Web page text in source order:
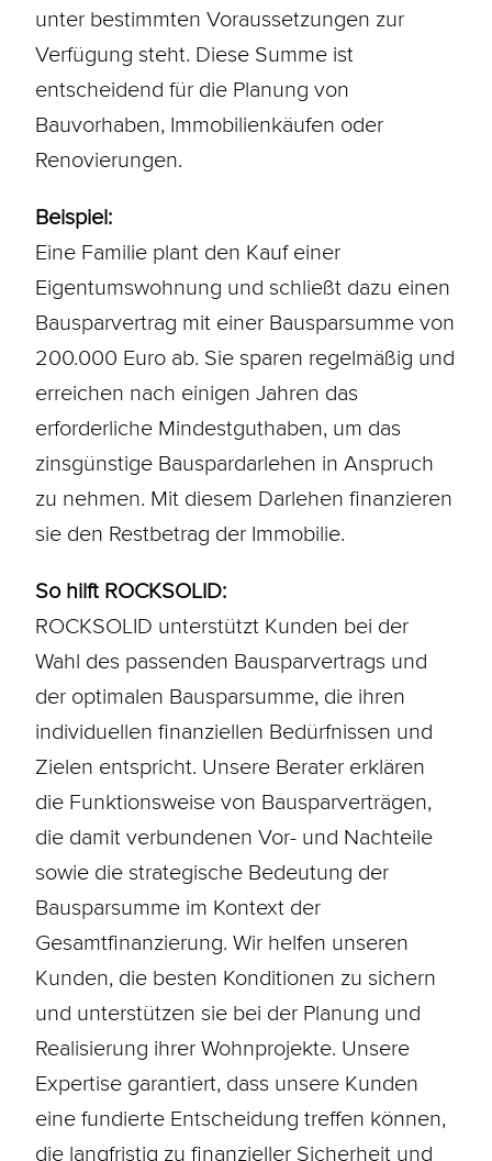
unter bestimmten Voraussetzungen zur
Verfügung steht. Diese Summe ist
entscheidend für die Planung von
Bauvorhaben, Immobilienkäufen oder
Renovierungen.
Beispiel:
Eine Familie plant den Kauf einer
Eigentumswohnung und schließt dazu einen
Bausparvertrag mit einer Bausparsumme von
200.000 Euro ab. Sie sparen regelmäßig und
erreichen nach einigen Jahren das
erforderliche Mindestguthaben, um das
zinsgünstige Bauspardarlehen in Anspruch
zu nehmen. Mit diesem Darlehen finanzieren
sie den Restbetrag der Immobilie.
So hilft ROCKSOLID:
ROCKSOLID unterstützt Kunden bei der
Wahl des passenden Bausparvertrags und
der optimalen Bausparsumme, die ihren
individuellen finanziellen Bedürfnissen und
Zielen entspricht. Unsere Berater erklären
die Funktionsweise von Bausparverträgen,
die damit verbundenen Vor- und Nachteile
sowie die strategische Bedeutung der
Bausparsumme im Kontext der
Gesamtfinanzierung. Wir helfen unseren
Kunden, die besten Konditionen zu sichern
und unterstützen sie bei der Planung und
Realisierung ihrer Wohnprojekte. Unsere
Expertise garantiert, dass unsere Kunden
eine fundierte Entscheidung treffen können,
die langfristig zu finanzieller Sicherheit und